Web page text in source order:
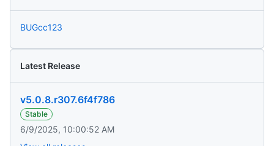
BUGcc123
Latest Release
v5.0.8.r307.6f4f786
Stable
6/9/2025, 10:00:52 AM